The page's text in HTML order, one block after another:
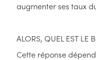
augmenter ses taux
ALORS, QUEL EST LE
Cette réponse